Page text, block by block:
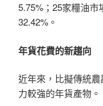
5.75%；25家糧油市
32.42%。
年貨花費的新趨向
近年來，比擬傳統
力較強的年貨產物。